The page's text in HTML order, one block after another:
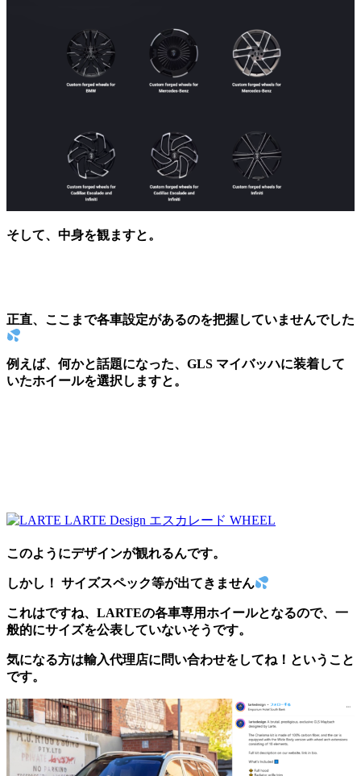
そして、中身を観ますと。
正直、ここまで各車設定があるのを把握していませんでした
例えば、何かと話題になった、GLS マイバッハに装着して
いたホイールを選択しますと。
このようにデザインが観れるんです。
しかし！ サイズスペック等が出てきません
これはですね、LARTEの各車専用ホイールとなるので、一
般的にサイズを公表していないそうです。
気になる方は輸入代理店に問い合わせをしてね！ということ
です。